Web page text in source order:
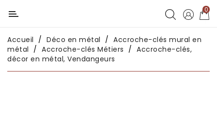
Catégorie
Déco
chambres
0
Accueil Déco en métal
Accroche-clés mural en
métal
Accroche-clés Métiers
Accroche-clés,
décor en métal, Vendangeurs